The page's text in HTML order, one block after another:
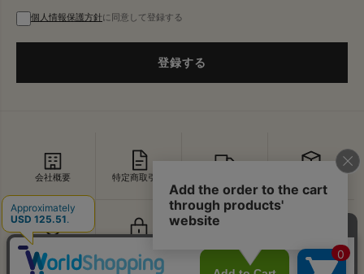
個人情報保護方針に同意して登録する
登録する
会社概要 特定商取引法
セキュリティ お問い合わせ